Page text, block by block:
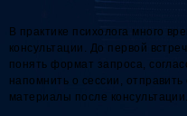
В практике психолога много
консультации. До первой
понять формат запроса,
напомнить о сессии,
материалы после консультации.